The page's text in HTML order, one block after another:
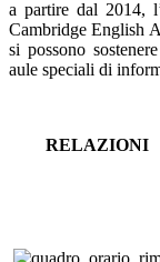
a partire dal 2014,
Cambridge English
si possono
aule speciali di
RELAZIONI